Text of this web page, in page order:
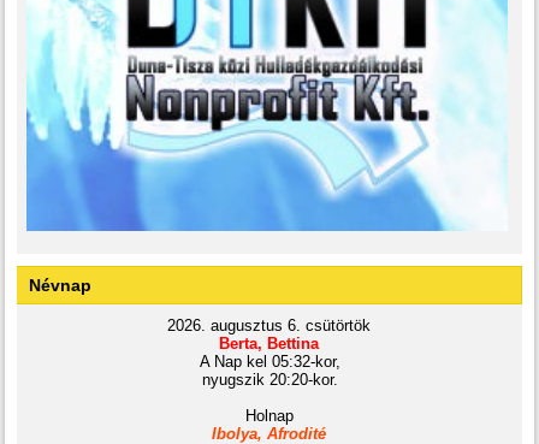
Névnap
2026. augusztus 6. csütörtök
Berta, Bettina
A Nap kel 05:32-kor,
nyugszik 20:20-kor.
Holnap
Ibolya, Afrodité